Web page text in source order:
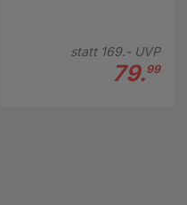
statt 169.-UVP
79.99